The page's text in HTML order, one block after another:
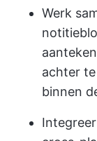
Werk
achter
binnen